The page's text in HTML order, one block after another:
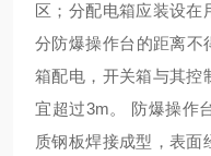
区；分配电箱应装设在
分防爆操作台的距离不
箱配电，开关箱与其控
宜超过3m。 防爆操作
质钢板焊接成型，表面